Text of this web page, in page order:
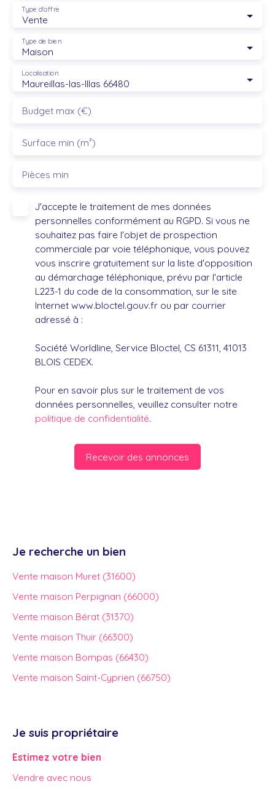
Vente
Type d'offre
Maison
Type de bien
Maureillas-las-Illas 66480
Localisation
Budget max (€)
Surface min (m²)
Pièces min
J'accepte le traitement de mes données
personnelles conformément au RGPD. Si vous ne
souhaitez pas faire l'objet de prospection
commerciale par voie téléphonique, vous pouvez
vous inscrire gratuitement sur la liste d'opposition
au démarchage téléphonique, prévu par l'article
L223-1 du code de la consommation, sur le site
Internet www.bloctel.gouv.fr ou par courrier
adressé à :
Société Worldline, Service Bloctel, CS 61311, 41013
BLOIS CEDEX.
Pour en savoir plus sur le traitement de vos
données personnelles, veuillez consulter notre
politique de confidentialité.
Recevoir des annonces
Je recherche un bien
Vente maison Muret (31600)
Vente maison Perpignan (66000)
Vente maison Bérat (31370)
Vente maison Thuir (66300)
Vente maison Bompas (66430)
Vente maison Saint-Cyprien (66750)
Je suis propriétaire
Estimez votre bien
Vendre avec nous